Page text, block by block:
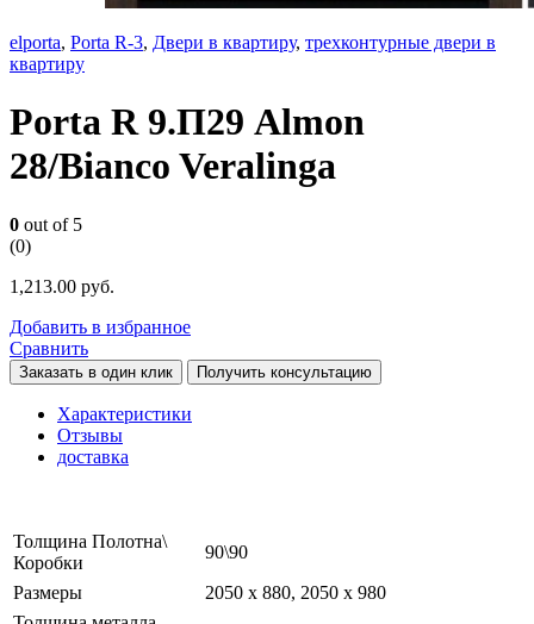
elporta, Porta R-3, Двери в квартиру, трехконтурные двери в
квартиру
Porta R 9.П29 Almon
28/Bianco Veralinga
0 out of 5
(0)
1,213.00 руб.
Добавить в избранное
Сравнить
Заказать в один клик Получить консультацию
Характеристики
Отзывы
доставка
Толщина Полотна\
Коробки
90\90
Размеры
2050 х 880, 2050 х 980